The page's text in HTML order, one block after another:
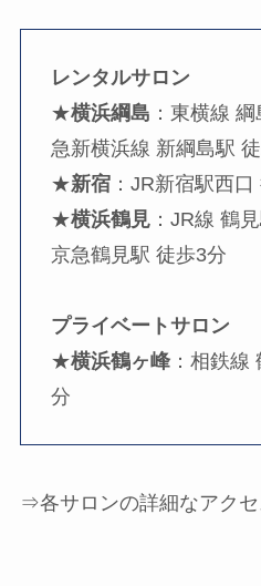
レンタルサロン
★横浜綱島 ：東横線
急新横浜線 新綱島駅
★新宿：JR新宿駅西口
★横浜鶴見：JR線 鶴
京急鶴見駅 徒歩3分
プライベートサロン
★横浜鶴ヶ峰：相鉄線
分
⇒各サロンの詳細なアク